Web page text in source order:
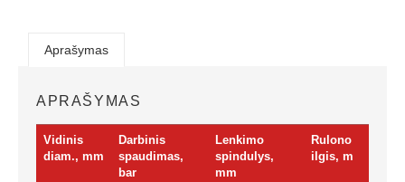
Aprašymas
APRAŠYMAS
Vidinis
diam., mm
Darbinis
spaudimas,
bar
Lenkimo
spindulys,
mm
Rulono
ilgis, m